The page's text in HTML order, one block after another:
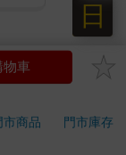
要求您前往
！
全新狀態**
物車
市商品
門市庫存
日